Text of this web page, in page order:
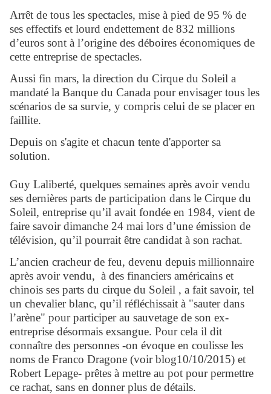
Arrêt de tous les spectacles, mise à pied de 95 % de
ses effectifs et lourd endettement de 832 millions
d’euros sont à l’origine des déboires économiques de
cette entreprise de spectacles.
Aussi fin mars, la direction du Cirque du Soleil a
mandaté la Banque du Canada pour envisager tous les
scénarios de sa survie, y compris celui de se placer en
faillite.
Depuis on s'agite et chacun tente d'apporter sa
solution.
Guy Laliberté, quelques semaines après avoir vendu
ses dernières parts de participation dans le Cirque du
Soleil, entreprise qu’il avait fondée en 1984, vient de
faire savoir dimanche 24 mai lors d’une émission de
télévision, qu’il pourrait être candidat à son rachat.
L’ancien cracheur de feu, devenu depuis millionnaire
après avoir vendu, à des financiers américains et
chinois ses parts du cirque du Soleil , a fait savoir, tel
un chevalier blanc, qu’il réfléchissait à "sauter dans
l’arène" pour participer au sauvetage de son ex-
entreprise désormais exsangue. Pour cela il dit
connaître des personnes -on évoque en coulisse les
noms de Franco Dragone (voir blog10/10/2015) et
Robert Lepage- prêtes à mettre au pot pour permettre
ce rachat, sans en donner plus de détails.